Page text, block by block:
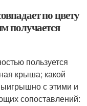
по цвету
получается
пользуется
крыша; какой
с этими и
сопоставлений: